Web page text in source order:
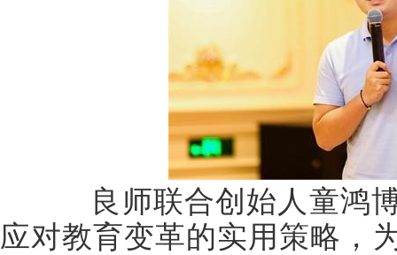
良师联合创始人童鸿博
应对教育变革的实用策略，